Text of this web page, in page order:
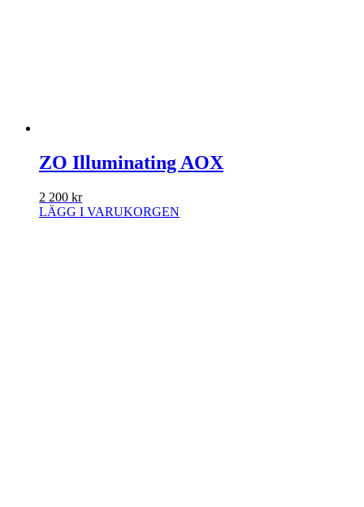
ZO Illuminating AOX
2 200 kr
LÄGG I VARUKORGEN